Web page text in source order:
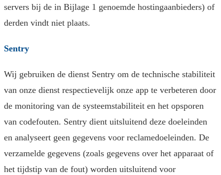
servers bij de in Bijlage 1 genoemde hostingaanbieders) of
derden vindt niet plaats.
Sentry
Wij gebruiken de dienst Sentry om de technische stabiliteit
van onze dienst respectievelijk onze app te verbeteren door
de monitoring van de systeemstabiliteit en het opsporen
van codefouten. Sentry dient uitsluitend deze doeleinden
en analyseert geen gegevens voor reclamedoeleinden. De
verzamelde gegevens (zoals gegevens over het apparaat of
het tijdstip van de fout) worden uitsluitend voor